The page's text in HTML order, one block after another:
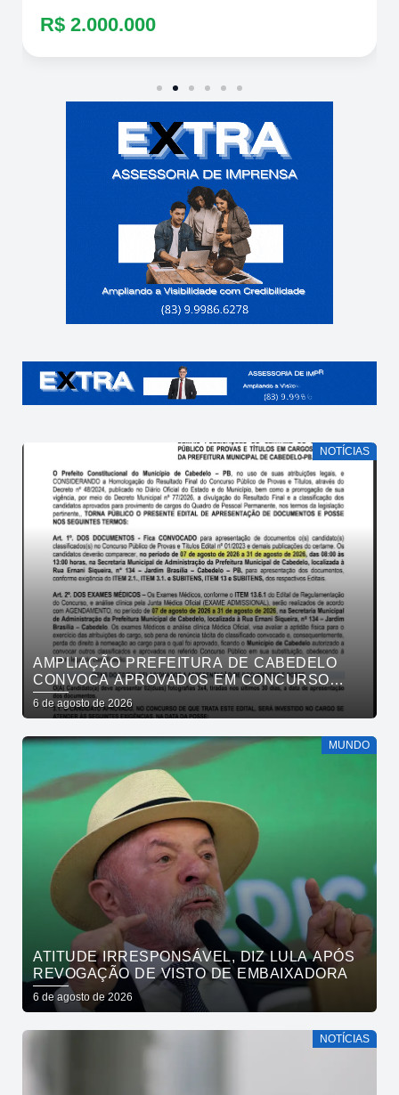
R$ 2.000.000
NOTÍCIAS
AMPLIAÇÃO PREFEITURA DE CABEDELO
CONVOCA APROVADOS EM CONCURSO
PÚBLICO DA SAÚDE PARA APRESENTAÇÃO
DE DOCUMENTOS
6 de agosto de 2026
MUNDO
ATITUDE IRRESPONSÁVEL, DIZ LULA APÓS
REVOGAÇÃO DE VISTO DE EMBAIXADORA
6 de agosto de 2026
NOTÍCIAS